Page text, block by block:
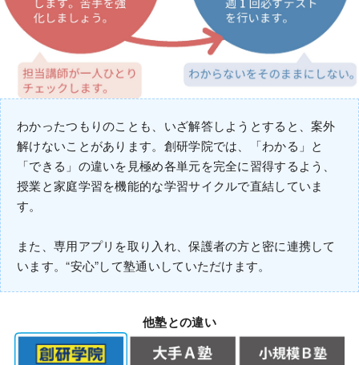
わかったつもりのことも、いざ解答しようとすると、案外
解けないことがあります。創研学院では、「わかる」と
「できる」の違いを見極め各単元を完全に習得するよう、
授業と家庭学習を機能的な学習サイクルで直結していま
す。
また、専用アプリを取り入れ、保護者の方と密に連携して
います。“安心”して塾通いしていただけます。
他塾との違い